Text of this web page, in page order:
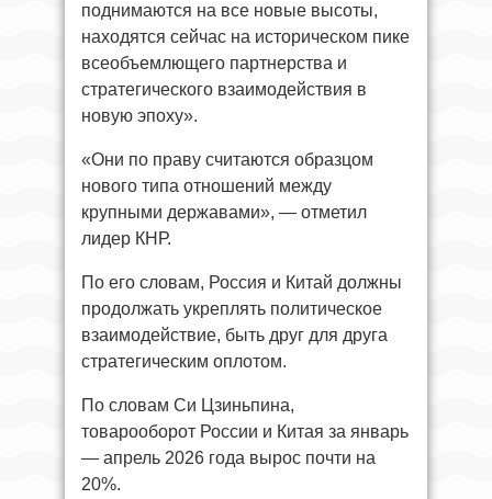
поднимаются на все новые высоты,
находятся сейчас на историческом пике
всеобъемлющего партнерства и
стратегического взаимодействия в
новую эпоху».
«Они по праву считаются образцом
нового типа отношений между
крупными державами», — отметил
лидер КНР.
По его словам, Россия и Китай должны
продолжать укреплять политическое
взаимодействие, быть друг для друга
стратегическим оплотом.
По словам Си Цзиньпина,
товарооборот России и Китая за январь
— апрель 2026 года вырос почти на
20%.